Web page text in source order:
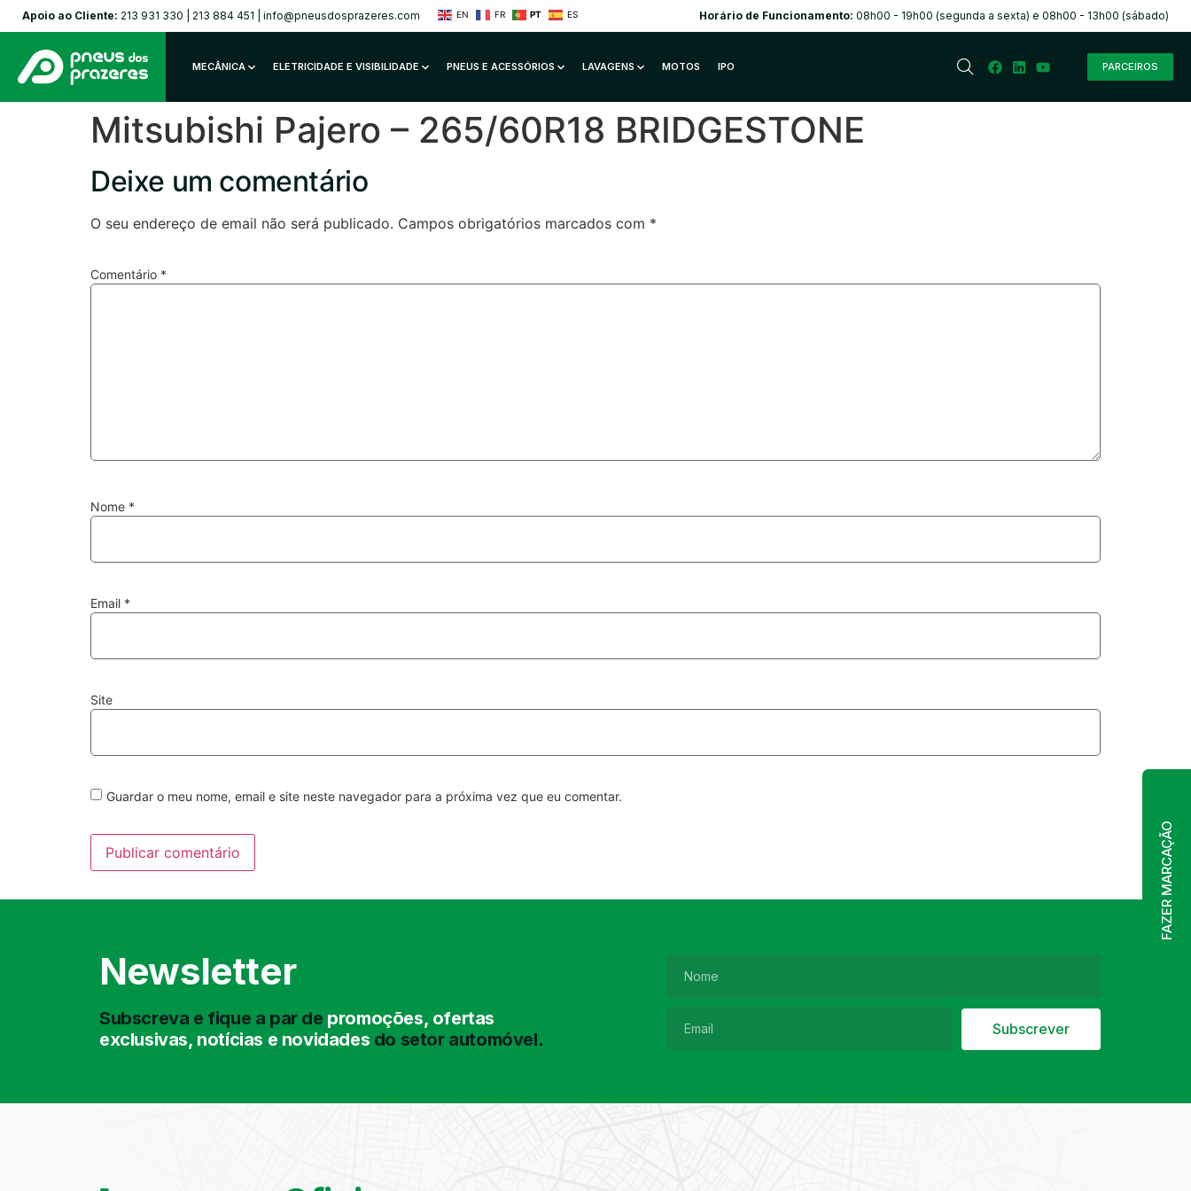
Apoio ao Cliente: 213 931 330 213 884 451 info@pneusdosprazeres.com EN FR PT ES Horário de Funcionamento: 08h00 - 19h00 (segunda a sexta) e 08h00 - 13h00 (sábado)
FAZER MARCAÇÃO
MECÂNICA ELETRICIDADE E VISIBILIDADE PNEUS E ACESSÓRIOS LAVAGENS MOTOS IPO PARCEIROS
Mitsubishi Pajero – 265/60R18 BRIDGESTONE
Deixe um comentário
O seu endereço de email não será publicado. Campos obrigatórios marcados com *
Comentário *
Nome *
Email *
Site
Guardar o meu nome, email e site neste navegador para a próxima vez que eu comentar.
Newsletter
Subscreva e fique a par de promoções, ofertas
exclusivas, notícias e novidades do setor automóvel. Subscrever
Pesquisa de